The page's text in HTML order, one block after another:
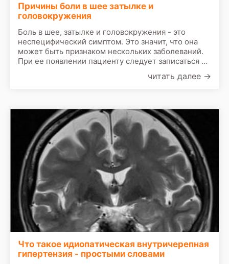
Причины боли в шее затылке и
головокружения
Боль в шее, затылке и головокружения - это
неспецифический симптом. Это значит, что она
может быть признаком нескольких заболеваний.
При ее появлении пациенту следует записаться на
осмотра врач назначит сделать следующие
читать далее →
Что такое идиопатическая внутричерепная
гипертензия - простыми словами